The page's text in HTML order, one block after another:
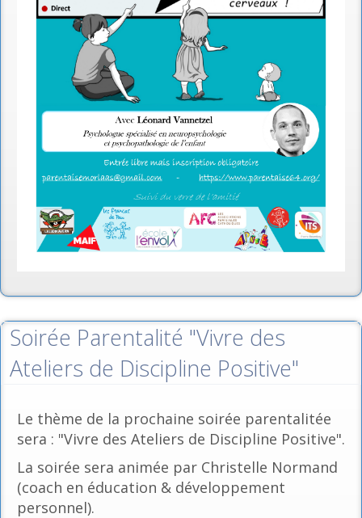
Soirée Parentalité "Vivre des
Ateliers de Discipline Positive"
Le thème de la prochaine soirée parentalitée
sera : "Vivre des Ateliers de Discipline Positive".
La soirée sera animée par Christelle Normand
(coach en éducation & développement
personnel).